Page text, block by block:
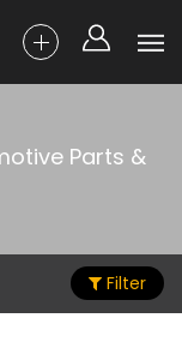
Parts &
Filter